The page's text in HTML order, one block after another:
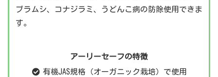
ブラムシ、コナジラミ、うどんこ病の防除使用できま
す。
アーリーセーフの特徴
有機JAS規格（オーガニック栽培）で使用